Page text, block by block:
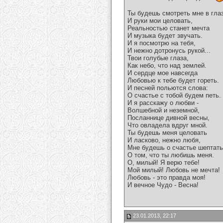
Ты будешь смотреть мне в
И руки мои целовать,
Реальностью станет мечта
И музыка будет звучать.
И я посмотрю на тебя,
И нежно дотронусь рукой...
Твои голубые глаза,
Как небо, что над землей.
И сердце мое навсегда
Любовью к тебе будет гореть.
И песней польются слова:
О счастье с тобой будем петь.
И я расскажу о любви -
Волшебной и неземной,
Посланнице дивной весны,
Что овладела вдруг мной.
Ты будешь меня целовать
И ласково, нежно любя,
Мне будешь о счастье шептать
О том, что ты любишь меня.
О, милый! Я верю тебе!
Мой милый! Любовь не мечта!
Любовь - это правда моя!
И вечное Чудо - Весна!
23.01.2013, 22:17